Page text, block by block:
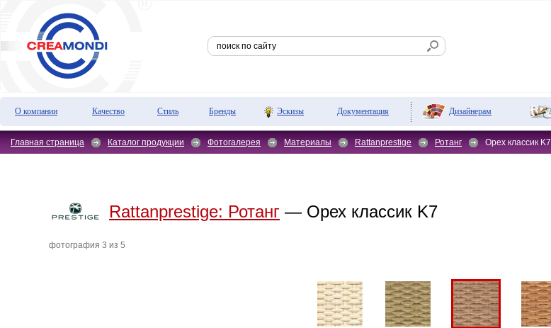
О компании Качество Стиль Бренды Эскизы Документация Дизайнерам
Главная страница Каталог продукции Фотогалерея Материалы Rattanprestige Ротанг Орех классик K7
Rattanprestige: Ротанг — Орех классик K7
фотография 3 из 5